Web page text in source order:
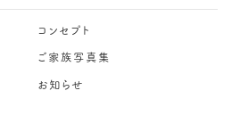
コンセプト
ご家族写真集
お知らせ